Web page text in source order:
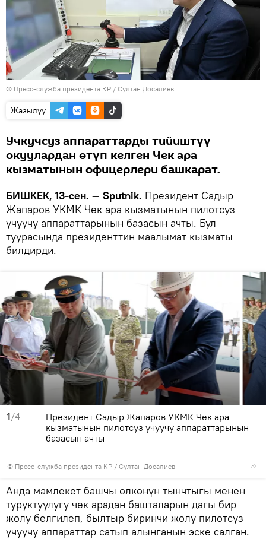
© Пресс-служба президента КР / Султан Досалиев
Жазылуу
Учкучсуз аппараттарды тийиштүү
окуулардан өтүп келген Чек ара
кызматынын офицерлери башкарат.
БИШКЕК, 13-сен. — Sputnik. Президент Садыр
Жапаров УКМК Чек ара кызматынын пилотсуз
учуучу аппараттарынын базасын ачты. Бул
туурасында президенттин маалымат кызматы
билдирди.
1/4
© Пресс-служба президента КР / Султан Досалиев
Президент Садыр Жапаров УКМК Чек ара
кызматынын пилотсуз учуучу аппараттарынын
базасын ачты
Анда мамлекет башчы өлкөнүн тынчтыгы менен
туруктуулугу чек арадан башталарын дагы бир
жолу белгилеп, былтыр биринчи жолу пилотсуз
учуучу аппараттар сатып алынганын эске салган.